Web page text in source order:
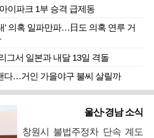
이파크 1부 승격 급제동
’ 의혹 일파만파…日도 의혹 연루 거
그서 일본과 내달 13일 격돌
다…거인 가을야구 불씨 살릴까
울산·경남 소식
창원시 불법주정차 단속 계도